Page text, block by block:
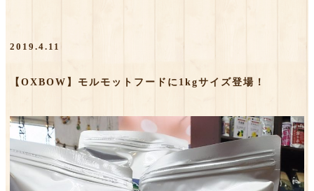
2019.4.11
【OXBOW】モルモットフードに1kgサイズ登場！